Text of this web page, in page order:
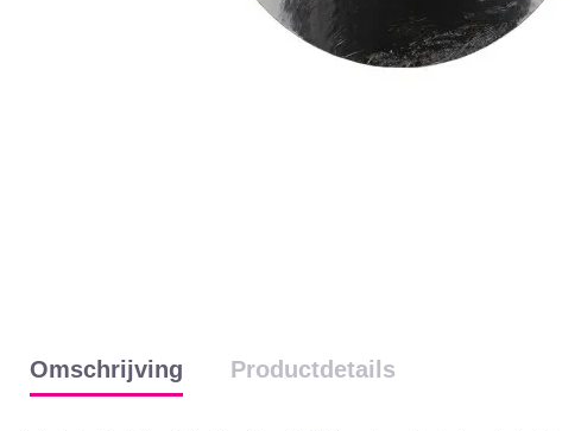
Omschrijving Productdetails